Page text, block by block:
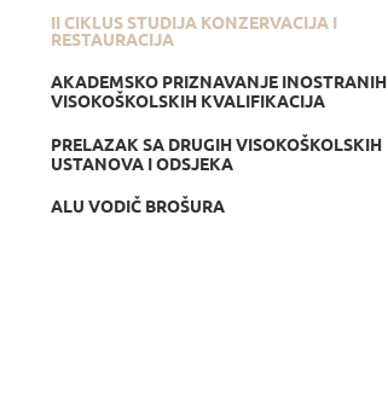
II CIKLUS STUDIJA KONZERVACIJA I
RESTAURACIJA
AKADEMSKO PRIZNAVANJE INOSTRANIH
VISOKOŠKOLSKIH KVALIFIKACIJA
PRELAZAK SA DRUGIH VISOKOŠKOLSKIH
USTANOVA I ODSJEKA
ALU VODIČ BROŠURA